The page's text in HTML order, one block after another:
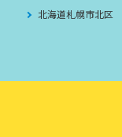
北海道札幌市北区